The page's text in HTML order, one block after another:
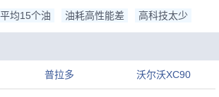
平均15个油 油耗高性能差 高科技太少
普拉多 沃尔沃XC90